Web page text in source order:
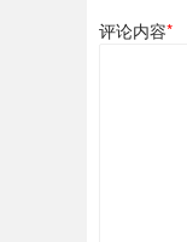
评论内容*